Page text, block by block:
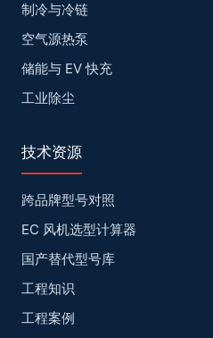
制冷与冷链
空气源热泵
储能与 EV 快充
工业除尘
技术资源
跨品牌型号对照
EC 风机选型计算器
国产替代型号库
工程知识
工程案例